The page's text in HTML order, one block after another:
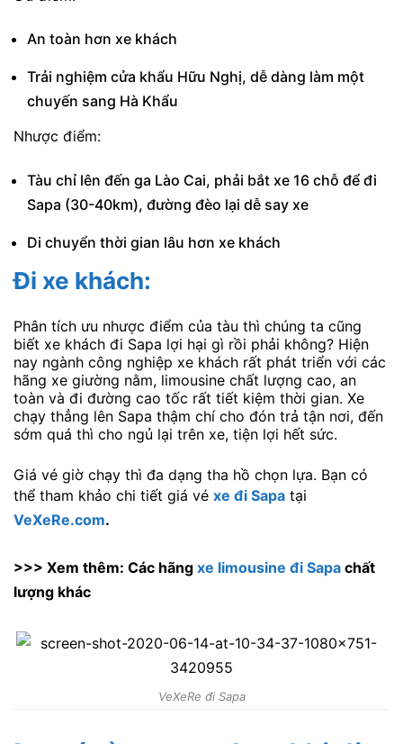
An toàn hơn xe khách
Trải nghiệm cửa khẩu Hữu Nghị, dễ dàng làm một
chuyến sang Hà Khẩu
Nhược điểm:
Tàu chỉ lên đến ga Lào Cai, phải bắt xe 16 chỗ để đi
Sapa (30-40km), đường đèo lại dễ say xe
Di chuyển thời gian lâu hơn xe khách
Đi xe khách:
Phân tích ưu nhược điểm của tàu thì chúng ta cũng
biết xe khách đi Sapa lợi hại gì rồi phải không? Hiện
nay ngành công nghiệp xe khách rất phát triển với các
hãng xe giường nằm, limousine chất lượng cao, an
toàn và đi đường cao tốc rất tiết kiệm thời gian. Xe
chạy thẳng lên Sapa thậm chí cho đón trả tận nơi, đến
sớm quá thì cho ngủ lại trên xe, tiện lợi hết sức.
Giá vé giờ chạy thì đa dạng tha hồ chọn lựa. Bạn có
thể tham khảo chi tiết giá vé xe đi Sapa tại
VeXeRe.com.
>>> Xem thêm: Các hãng xe limousine đi Sapa chất
lượng khác
VeXeRe đi Sapa